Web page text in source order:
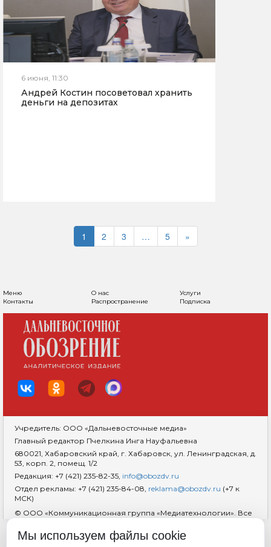
6 июня, 11:30
Андрей Костин посоветовал хранить
деньги на депозитах
1 2 3 … 5 »
Меню О нас
Услуги
Контакты
Распространение Подписка
Учредитель: ООО «Дальневосточные медиа»
Главный редактор Пчелкина Инга Науфальевна
680021, Хабаровский край, г. Хабаровск, ул. Ленинградская, д.
53, корп. 2, помещ. 1/2
Редакция: +7 (421) 235-82-35, info@obozdv.ru
Отдел рекламы: +7 (421) 235-84-08, reklama@obozdv.ru (+7 к
МСК)
© ООО «Коммуникационная группа «Медиатехнологии». Все
гиперссылка на сайтdvobozrenie.ru обязательна.
Мы используем файлы cookie